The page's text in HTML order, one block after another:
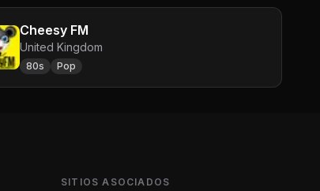
Cheesy FM
United Kingdom
80s Pop
SITIOS ASOCIADOS